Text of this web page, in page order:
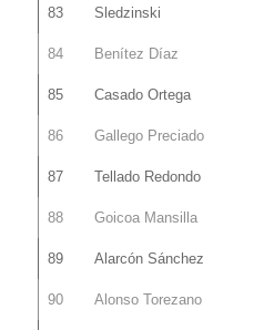
83 Sledzinski
84 Benítez Díaz
85 Casado Ortega
86 Gallego Preciado
87 Tellado Redondo
88 Goicoa Mansilla
89 Alarcón Sánchez
90 Alonso Torezano